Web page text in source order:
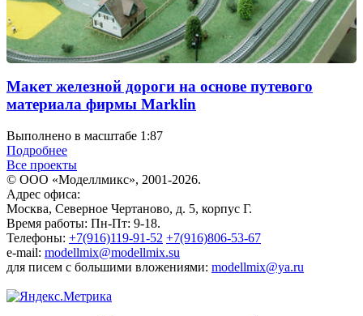
Макет железной дороги на основе путевого
материала фирмы Marklin
Выполнено в масштабе 1:87
Подробнее
Все проекты
© ООО «Моделлмикс», 2001-2026.
Адрес офиса:
Москва, Северное Чертаново, д. 5, корпус Г.
Время работы: Пн-Пт: 9-18.
Телефоны: +7(916)119-91-52 +7(916)806-53-67
e-mail: modellmix@modellmix.su
для писем с большими вложениями: modellmix@ya.ru